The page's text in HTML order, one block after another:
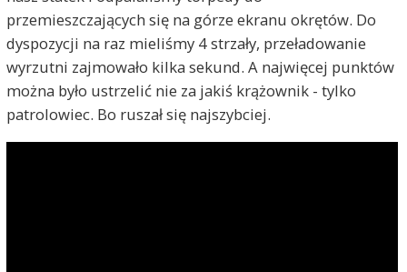
przemieszczających się na górze ekranu okrętów. Do
dyspozycji na raz mieliśmy 4 strzały, przeładowanie
wyrzutni zajmowało kilka sekund. A najwięcej punktów
można było ustrzelić nie za jakiś krążownik - tylko
patrolowiec. Bo ruszał się najszybciej.